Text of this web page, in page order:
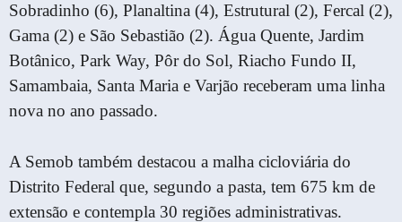
Sobradinho (6), Planaltina (4), Estrutural (2), Fercal (2),
Gama (2) e São Sebastião (2). Água Quente, Jardim
Botânico, Park Way, Pôr do Sol, Riacho Fundo II,
Samambaia, Santa Maria e Varjão receberam uma linha
nova no ano passado.
A Semob também destacou a malha cicloviária do
Distrito Federal que, segundo a pasta, tem 675 km de
extensão e contempla 30 regiões administrativas.